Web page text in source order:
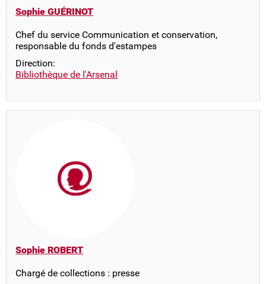
Sophie GUÉRINOT
Chef du service Communication et conservation,
responsable du fonds d'estampes
Direction:
Bibliothèque de l'Arsenal
Sophie ROBERT
Chargé de collections : presse